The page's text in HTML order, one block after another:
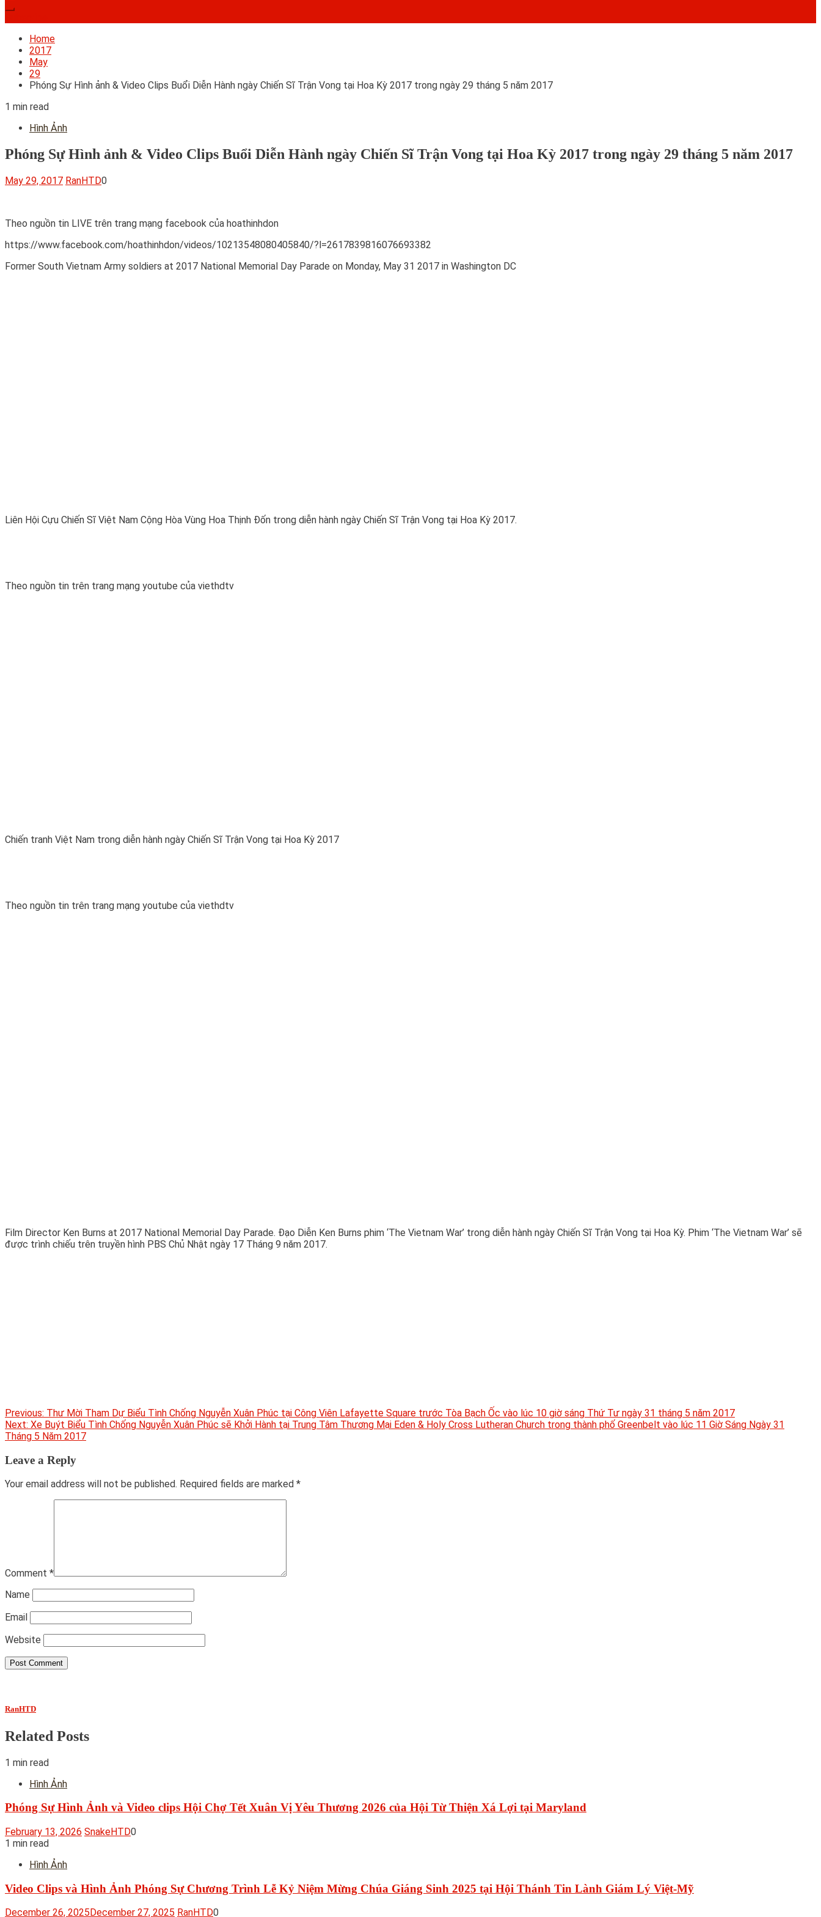
Home
2017
May
29
Phóng Sự Hình ảnh & Video Clips Buổi Diễn Hành ngày Chiến Sĩ Trận Vong tại Hoa Kỳ 2017 trong ngày 29 tháng 5 năm 2017
1 min read
Hình Ảnh
Phóng Sự Hình ảnh & Video Clips Buổi Diễn Hành ngày Chiến Sĩ Trận Vong tại Hoa Kỳ 2017 trong ngày 29 tháng 5 năm 2017
May 29, 2017 RanHTD0
Theo nguồn tin LIVE trên trang mạng facebook của hoathinhdon
https://www.facebook.com/hoathinhdon/videos/10213548080405840/?l=2617839816076693382
Former South Vietnam Army soldiers at 2017 National Memorial Day Parade on Monday, May 31 2017 in Washington DC
Liên Hội Cựu Chiến Sĩ Việt Nam Cộng Hòa Vùng Hoa Thịnh Đốn trong diễn hành ngày Chiến Sĩ Trận Vong tại Hoa Kỳ 2017.
Theo nguồn tin trên trang mạng youtube của viethdtv
Chiến tranh Việt Nam trong diễn hành ngày Chiến Sĩ Trận Vong tại Hoa Kỳ 2017
Theo nguồn tin trên trang mạng youtube của viethdtv
Film Director Ken Burns at 2017 National Memorial Day Parade. Đạo Diễn Ken Burns phim ‘The Vietnam War’ trong diễn hành ngày Chiến Sĩ Trận Vong tại Hoa Kỳ. Phim ‘The Vietnam War’ sẽ
được trình chiếu trên truyền hình PBS Chủ Nhật ngày 17 Tháng 9 năm 2017.
Post
navigation
Previous: Thư Mời Tham Dự Biểu Tình Chống Nguyễn Xuân Phúc tại Công Viên Lafayette Square trước Tòa Bạch Ốc vào lúc 10 giờ sáng Thứ Tư ngày 31 tháng 5 năm 2017
Next: Xe Buýt Biểu Tình Chống Nguyễn Xuân Phúc sẽ Khởi Hành tại Trung Tâm Thương Mại Eden & Holy Cross Lutheran Church trong thành phố Greenbelt vào lúc 11 Giờ Sáng Ngày 31
Tháng 5 Năm 2017
Leave a Reply
Your email address will not be published. Required fields are marked *
Comment *
Name
Email
Website
RanHTD
Related Posts
1 min read
Hình Ảnh
Phóng Sự Hình Ảnh và Video clips Hội Chợ Tết Xuân Vị Yêu Thương 2026 của Hội Từ Thiện Xá Lợi tại Maryland
February 13, 2026 SnakeHTD0
1 min read
Hình Ảnh
Video Clips và Hình Ảnh Phóng Sự Chương Trình Lễ Kỷ Niệm Mừng Chúa Giáng Sinh 2025 tại Hội Thánh Tin Lành Giám Lý Việt-Mỹ
December 26, 2025 December 27, 2025 RanHTD0